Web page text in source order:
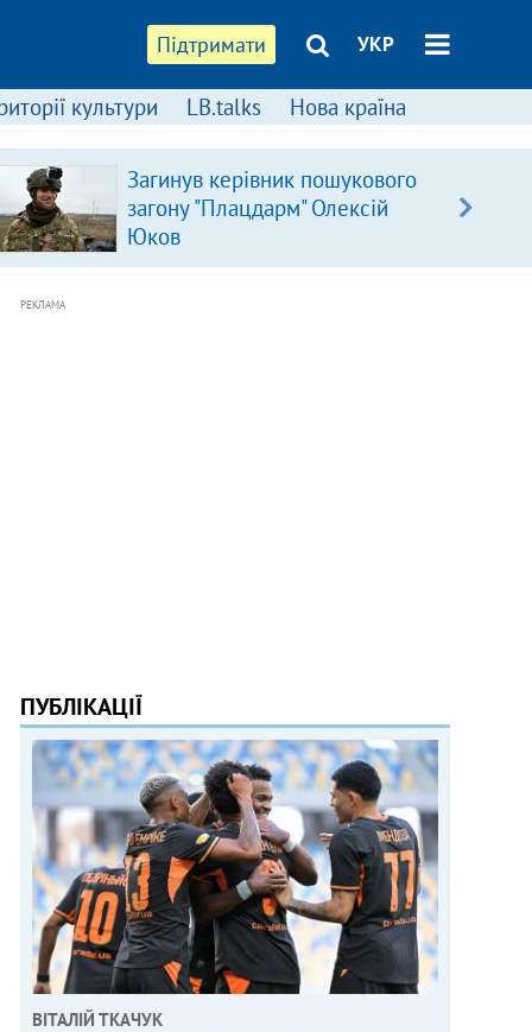
Підтримати УКР
культури LB.talks Нова країна
Загинув керівник пошукового
загону "Плацдарм" Олексій
Юков
РЕКЛАМА
ПУБЛІКАЦІЇ
ВІТАЛІЙ ТКАЧУК